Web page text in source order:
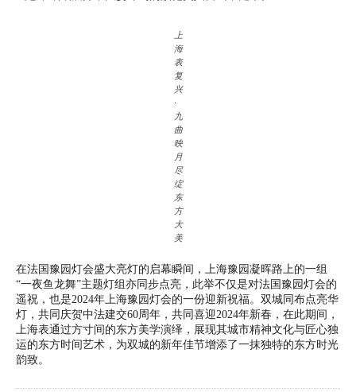
上
海
表
复
兴
·
九
曲
映
月
尽
绽
东
方
大
美
在法国豫园灯会盛大亮灯的启幕瞬间，上海豫园凝晖路上的一组
“一夜鱼龙舞”主题灯组亦同步点亮，此举不仅是对法国豫园灯会的
遥祝，也是2024年上海豫园灯会的一份迎新祝福。双城同布点亮华
灯，共同庆贺中法建交60周年，共同喜迎2024年新春，在此期间，
上海表通过方寸间的东方美学演绎，展现其城市精神文化与匠心独
运的东方时间艺术，为双城的新年佳节增添了一抹独特的东方时光
韵致。